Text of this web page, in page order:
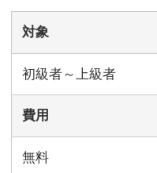
ていますが
は通用しませ
KEC外語学